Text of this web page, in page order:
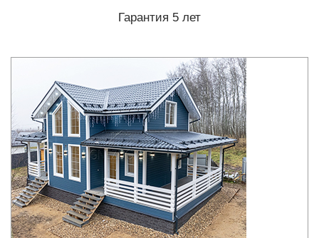
Гарантия 5 лет